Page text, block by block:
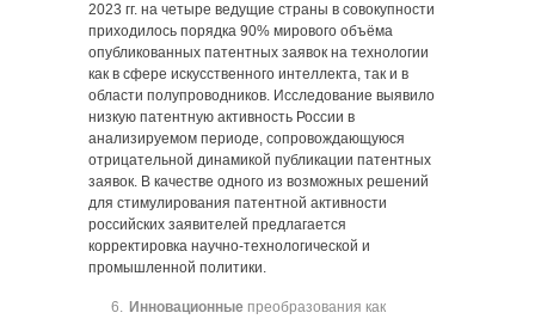
2023 гг. на четыре ведущие страны в совокупности
приходилось порядка 90% мирового объёма
опубликованных патентных заявок на технологии
как в сфере искусственного интеллекта, так и в
области полупроводников. Исследование выявило
низкую патентную активность России в
анализируемом периоде, сопровождающуюся
отрицательной динамикой публикации патентных
заявок. В качестве одного из возможных решений
для стимулирования патентной активности
российских заявителей предлагается
корректировка научно-технологической и
промышленной политики.
Инновационные преобразования как